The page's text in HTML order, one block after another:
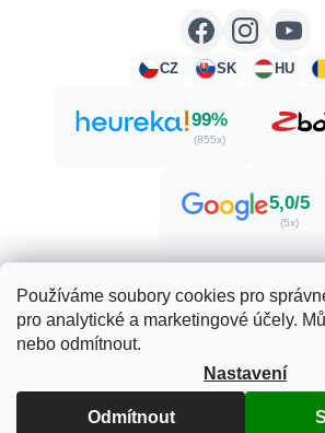
Používáme soubory cookies pro
pro analytické a marketingové účely.
nebo odmítnout.
Nastavení
Odmítnout
CZ SK HU
99%
(855x)
5,0/5
(5x)
Vytvořil Shoptet
Copyright 2026Zdraví. Krása.
vyhrazena.
Upravit